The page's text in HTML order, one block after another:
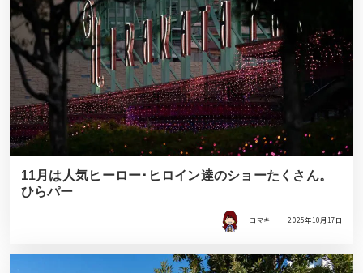
11月は人気ヒーロー･ヒロイン達のショーたくさん。
ひらパー
コマキ 2025年10月17日